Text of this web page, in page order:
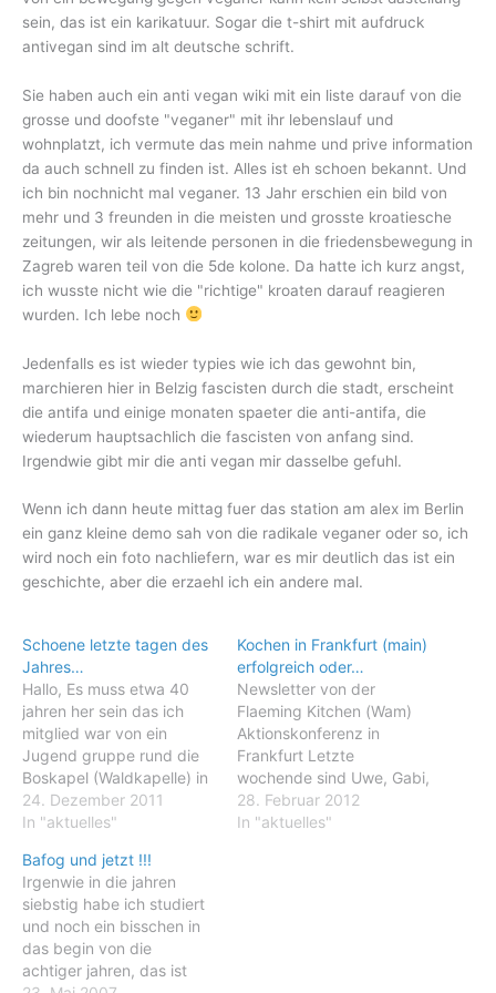
sein, das ist ein karikatuur. Sogar die t-shirt mit aufdruck
antivegan sind im alt deutsche schrift.
Sie haben auch ein anti vegan wiki mit ein liste darauf von die
grosse und doofste "veganer" mit ihr lebenslauf und
wohnplatzt, ich vermute das mein nahme und prive information
da auch schnell zu finden ist. Alles ist eh schoen bekannt. Und
ich bin nochnicht mal veganer. 13 Jahr erschien ein bild von
mehr und 3 freunden in die meisten und grosste kroatiesche
zeitungen, wir als leitende personen in die friedensbewegung in
Zagreb waren teil von die 5de kolone. Da hatte ich kurz angst,
ich wusste nicht wie die "richtige" kroaten darauf reagieren
wurden. Ich lebe noch
Jedenfalls es ist wieder typies wie ich das gewohnt bin,
marchieren hier in Belzig fascisten durch die stadt, erscheint
die antifa und einige monaten spaeter die anti-antifa, die
wiederum hauptsachlich die fascisten von anfang sind.
Irgendwie gibt mir die anti vegan mir dasselbe gefuhl.
Wenn ich dann heute mittag fuer das station am alex im Berlin
ein ganz kleine demo sah von die radikale veganer oder so, ich
wird noch ein foto nachliefern, war es mir deutlich das ist ein
geschichte, aber die erzaehl ich ein andere mal.
Schoene letzte tagen des
Jahres…
Hallo, Es muss etwa 40
jahren her sein das ich
mitglied war von ein
Jugend gruppe rund die
Boskapel (Waldkapelle) in
Zeist (Niederlaende) war.
Ein art "kirche" die so
nicht nuer die
verschiedene
evangelische und
katholische kirchen
verenigte, aber auch die
orthodox, judische,
24. Dezember 2011
In "aktuelles"
Kochen in Frankfurt (main)
erfolgreich oder…
Newsletter von der
Flaeming Kitchen (Wam)
Aktionskonferenz in
Frankfurt Letzte
wochende sind Uwe, Gabi,
Justuv (Frank), Ramona
und ich zum Frankfurt
28. Februar 2012
In "aktuelles"
Bafog und jetzt !!!
Irgenwie in die jahren
siebstig habe ich studiert
und noch ein bisschen in
das begin von die
achtiger jahren, das ist